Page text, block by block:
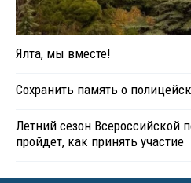
Ялта, мы вместе!
Сохранить память о
Летний сезон Всероссийской
пройдет, как принять участие